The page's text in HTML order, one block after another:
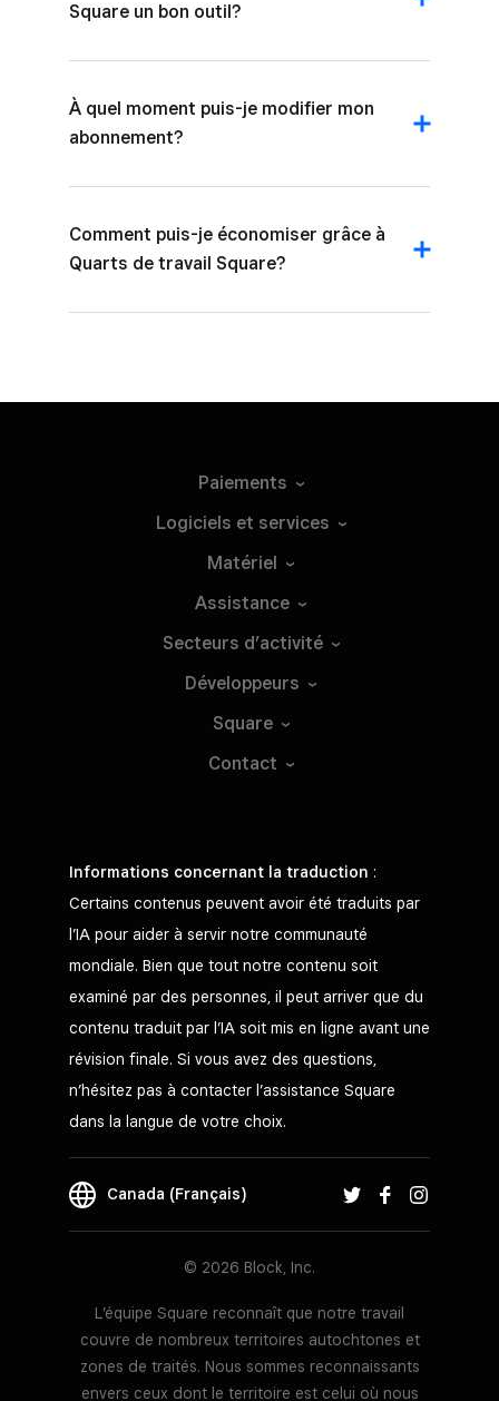
Square un bon outil?
À quel moment puis-je modifier mon
abonnement?
Comment puis-je économiser grâce à
Quarts de travail Square?
Paiements
Logiciels et services
Matériel
Assistance
Secteurs d’activité
Développeurs
Square
Contact
Informations concernant la traduction :
Certains contenus peuvent avoir été traduits par
l’IA pour aider à servir notre communauté
mondiale. Bien que tout notre contenu soit
examiné par des personnes, il peut arriver que du
contenu traduit par l’IA soit mis en ligne avant une
révision finale. Si vous avez des questions,
n’hésitez pas à contacter l’assistance Square
dans la langue de votre choix.
Canada (Français)
© 2026 Block, Inc.
L’équipe Square reconnaît que notre travail
couvre de nombreux territoires autochtones et
zones de traités. Nous sommes reconnaissants
envers ceux dont le territoire est celui où nous